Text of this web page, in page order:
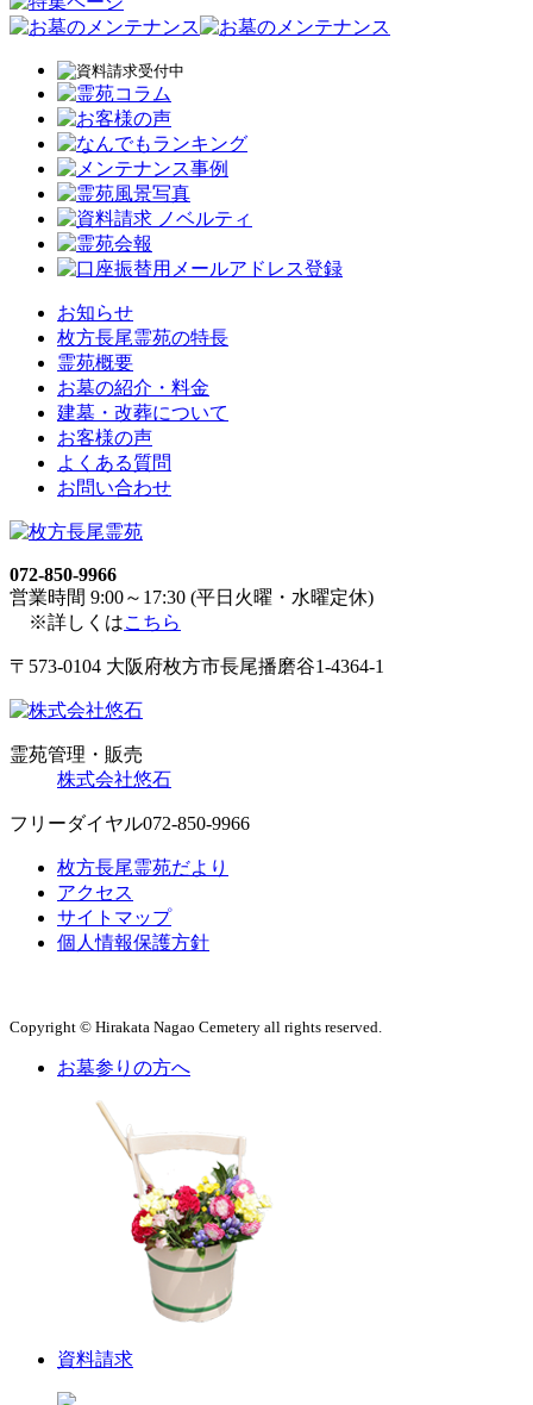
お知らせ
枚方長尾霊苑の特長
霊苑概要
お墓の紹介・料金
建墓・改葬について
お客様の声
よくある質問
お問い合わせ
072-850-9966
営業時間 9:00～17:30 (平日火曜・水曜定休)
※詳しくはこちら
〒573-0104 大阪府枚方市長尾播磨谷1-4364-1
霊苑管理・販売
株式会社悠石
フリーダイヤル072-850-9966
枚方長尾霊苑だより
アクセス
サイトマップ
個人情報保護方針
Copyright © Hirakata Nagao Cemetery all rights reserved.
お墓参りの方へ
資料請求